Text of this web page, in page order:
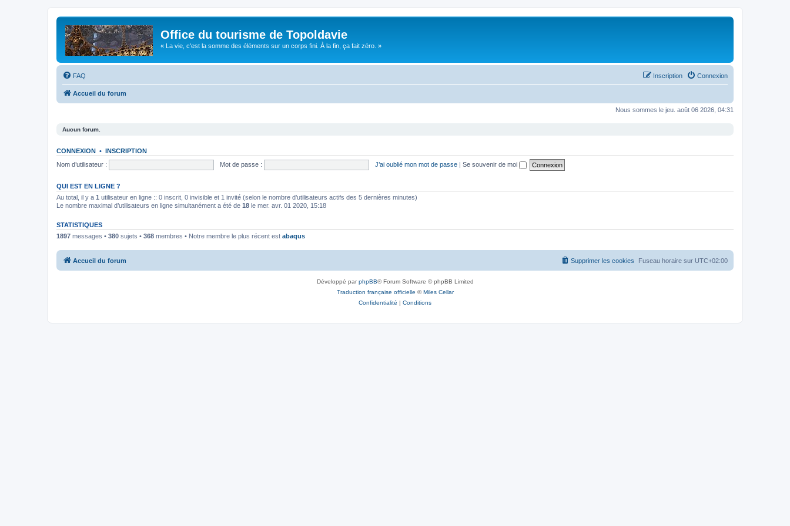
Office du tourisme de Topoldavie
« La vie, c'est la somme des éléments sur un corps fini. À la fin, ça fait zéro. »
FAQ Connexion
Inscription
Accueil du forum
Nous sommes le jeu. août 06 2026, 04:31
Aucun forum.
CONNEXION • INSCRIPTION
Nom d’utilisateur :
Mot de passe : J’ai oublié mon mot de passe | Se souvenir de moi
QUI EST EN LIGNE ?
Au total, il y a 1 utilisateur en ligne :: 0 inscrit, 0 invisible et 1 invité (selon le nombre d’utilisateurs actifs des 5 dernières minutes)
Le nombre maximal d’utilisateurs en ligne simultanément a été de 18 le mer. avr. 01 2020, 15:18
STATISTIQUES
1897 messages • 380 sujets • 368 membres • Notre membre le plus récent est abaqus
Accueil du forum Fuseau horaire sur UTC+02:00
Supprimer les cookies
Développé parphpBB® Forum Software © phpBB Limited
Traduction française officielle ©Miles Cellar
Confidentialité | Conditions